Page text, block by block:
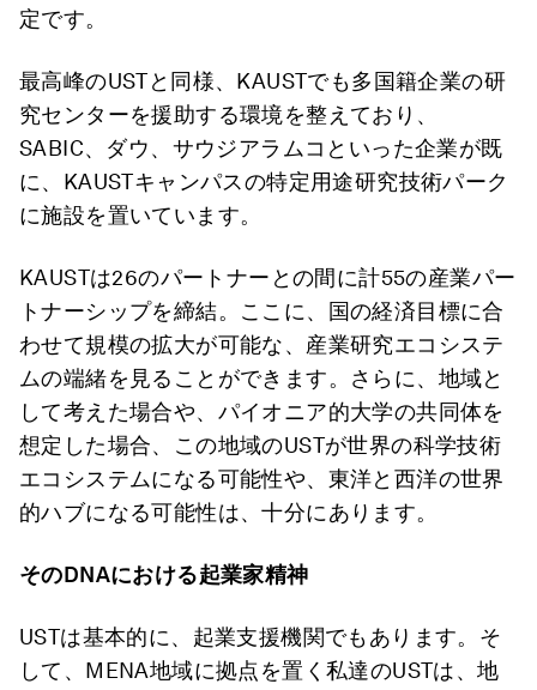
定です。
最高峰のUSTと同様、KAUSTでも多国籍企業の研
究センターを援助する環境を整えており、
SABIC、ダウ、サウジアラムコといった企業が既
に、KAUSTキャンパスの特定用途研究技術パーク
に施設を置いています。
KAUSTは26のパートナーとの間に計55の産業パー
トナーシップを締結。ここに、国の経済目標に合
わせて規模の拡大が可能な、産業研究エコシステ
ムの端緒を見ることができます。さらに、地域と
して考えた場合や、パイオニア的大学の共同体を
想定した場合、この地域のUSTが世界の科学技術
エコシステムになる可能性や、東洋と西洋の世界
的ハブになる可能性は、十分にあります。
そのDNAにおける起業家精神
USTは基本的に、起業支援機関でもあります。そ
して、MENA地域に拠点を置く私達のUSTは、地